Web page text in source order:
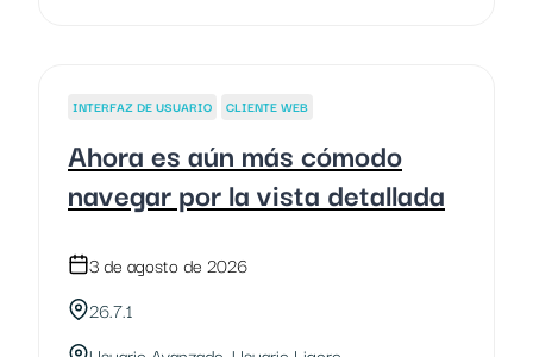
INTERFAZ DE USUARIO CLIENTE WEB
Ahora es aún más cómodo
navegar por la vista detallada
3 de agosto de 2026
26.7.1